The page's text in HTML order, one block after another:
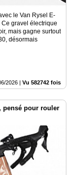
le Van Rysel E-
Ce gravel électrique
mais gagne surtout
désormais
2026 | Vu 582742 fois
pensé pour rouler